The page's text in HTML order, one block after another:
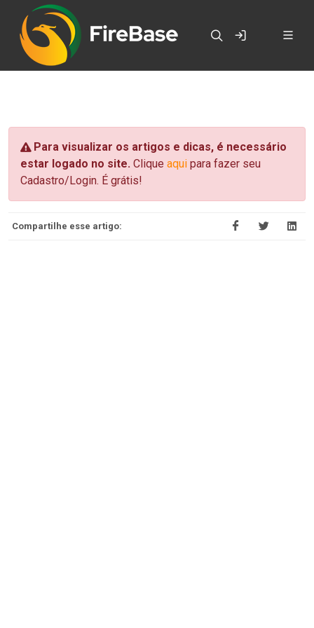
Para visualizar os artigos e dicas, é necessário
estar logado no site. Clique aqui para fazer seu
Cadastro/Login. É grátis!
Compartilhe esse artigo: